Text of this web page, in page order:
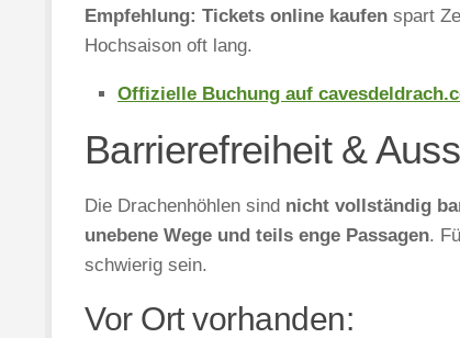
Empfehlung: Tickets online kaufen spart
Hochsaison oft lang.
Offizielle Buchung auf
Barrierefreiheit &
Die Drachenhöhlen sind nicht vollständig
unebene Wege und teils enge Passagen.
schwierig sein.
Vor Ort vorhanden: